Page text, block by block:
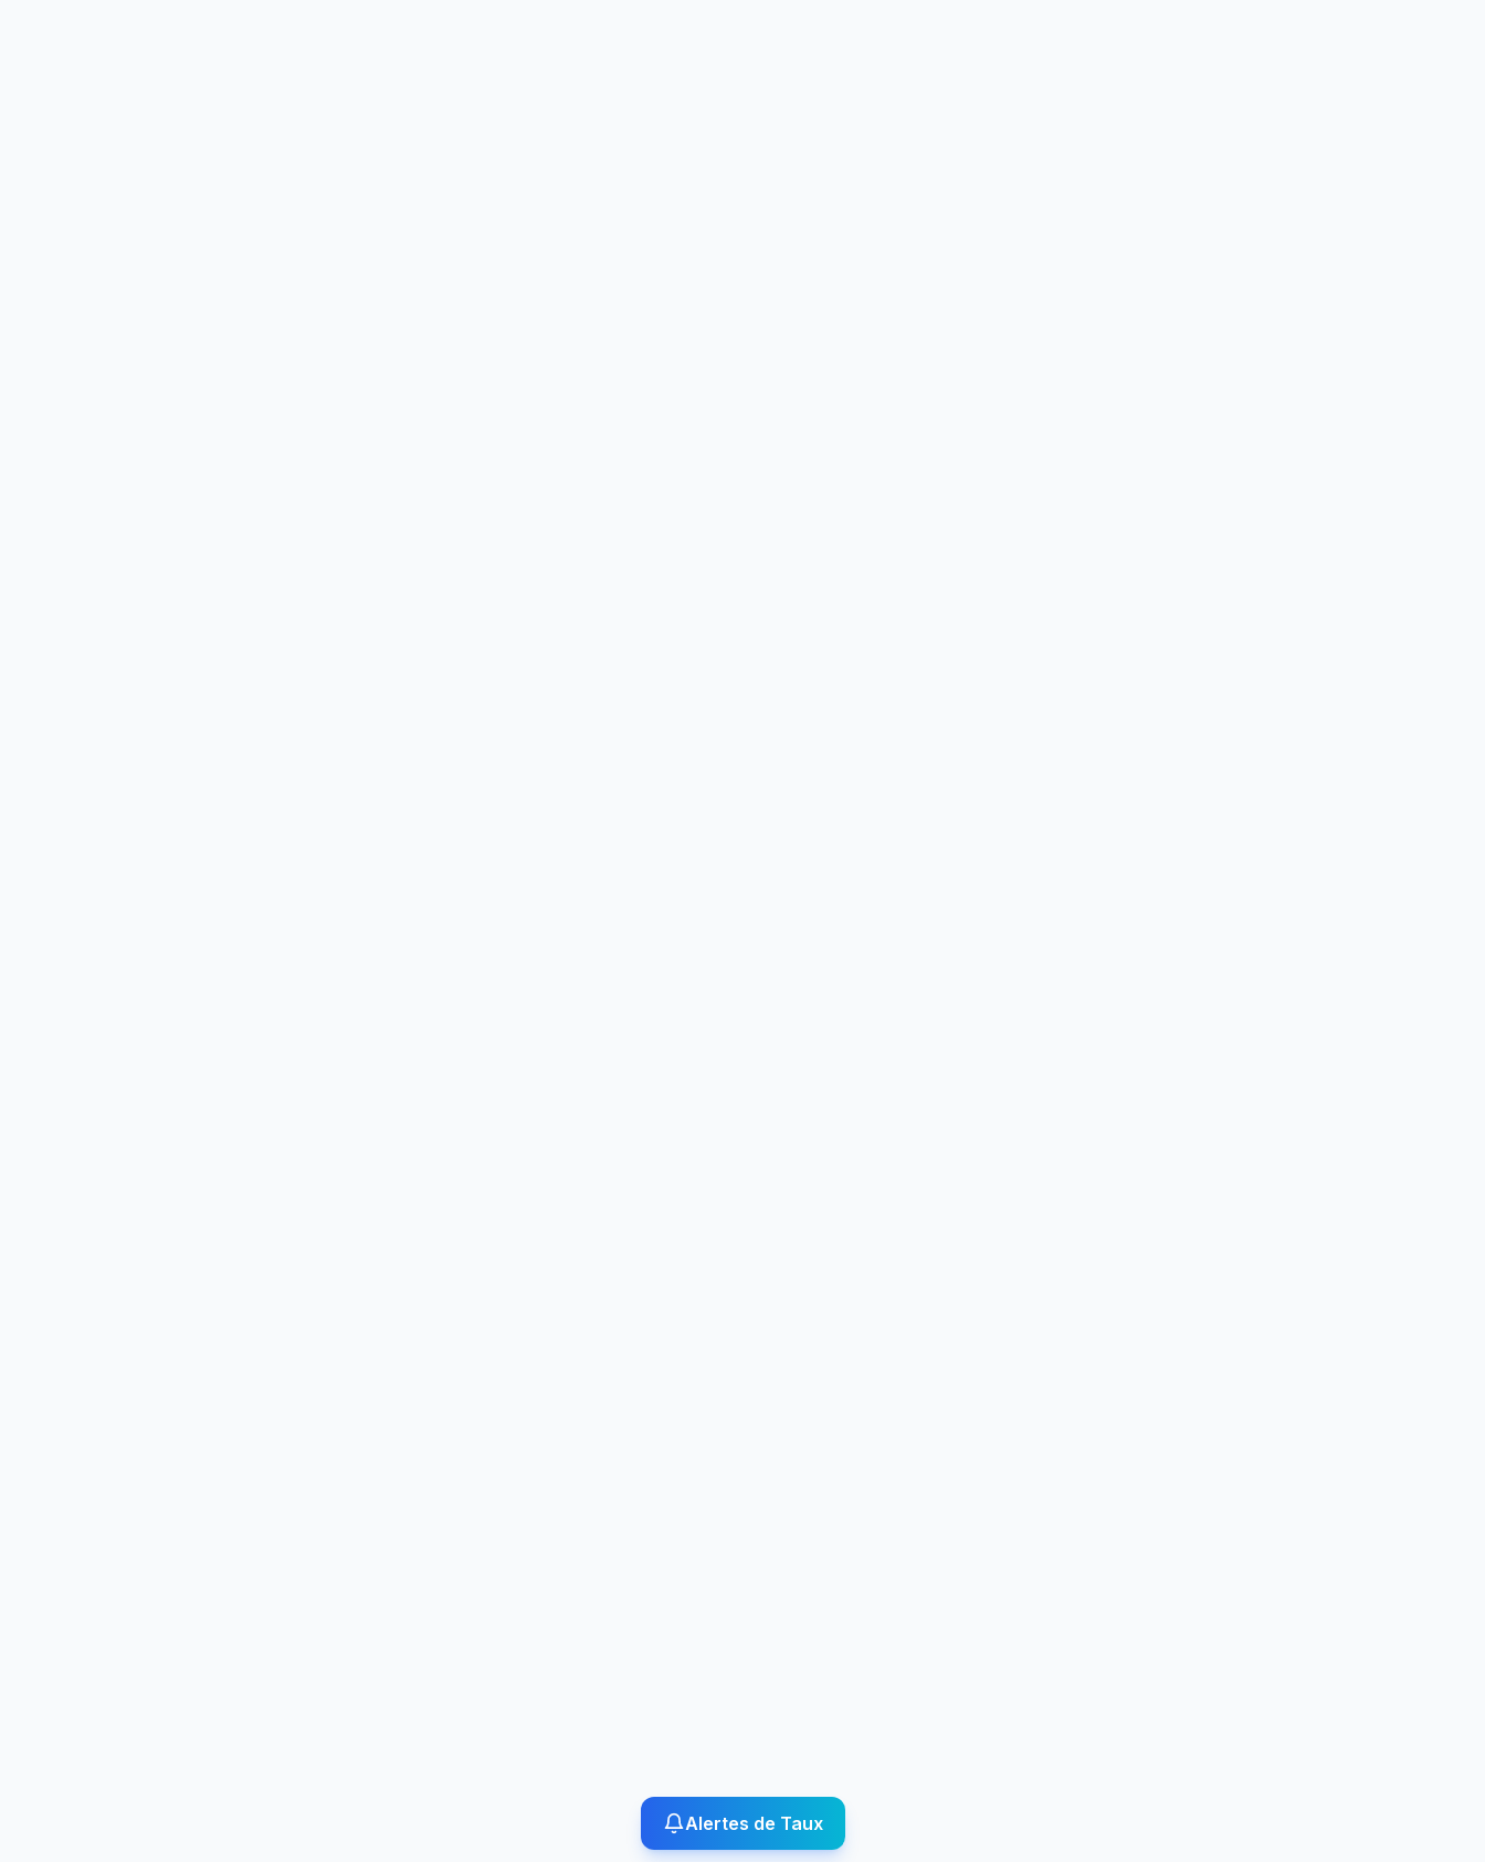
Alertes de Taux